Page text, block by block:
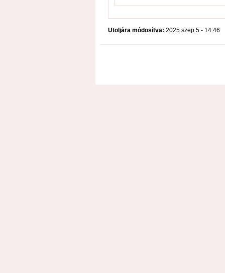
Utoljára módosítva: 2025 szep 5 - 14:46